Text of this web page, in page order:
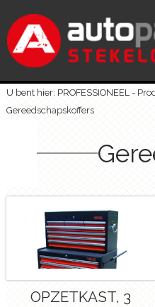
U bent hier: PROFESSIONEEL -
Gereedschapskoffers
OPZETKAST, 3